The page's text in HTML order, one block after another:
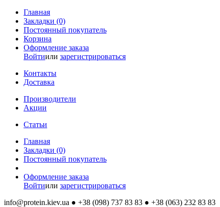
Главная
Закладки (0)
Постоянный покупатель
Корзина
Оформление заказа
Войтиили зарегистрироваться
Контакты
Доставка
Производители
Акции
Статьи
Главная
Закладки (0)
Постоянный покупатель
Оформление заказа
Войтиили зарегистрироваться
info@protein.kiev.ua ● +38 (098) 737 83 83 ● +38 (063) 232 83 83